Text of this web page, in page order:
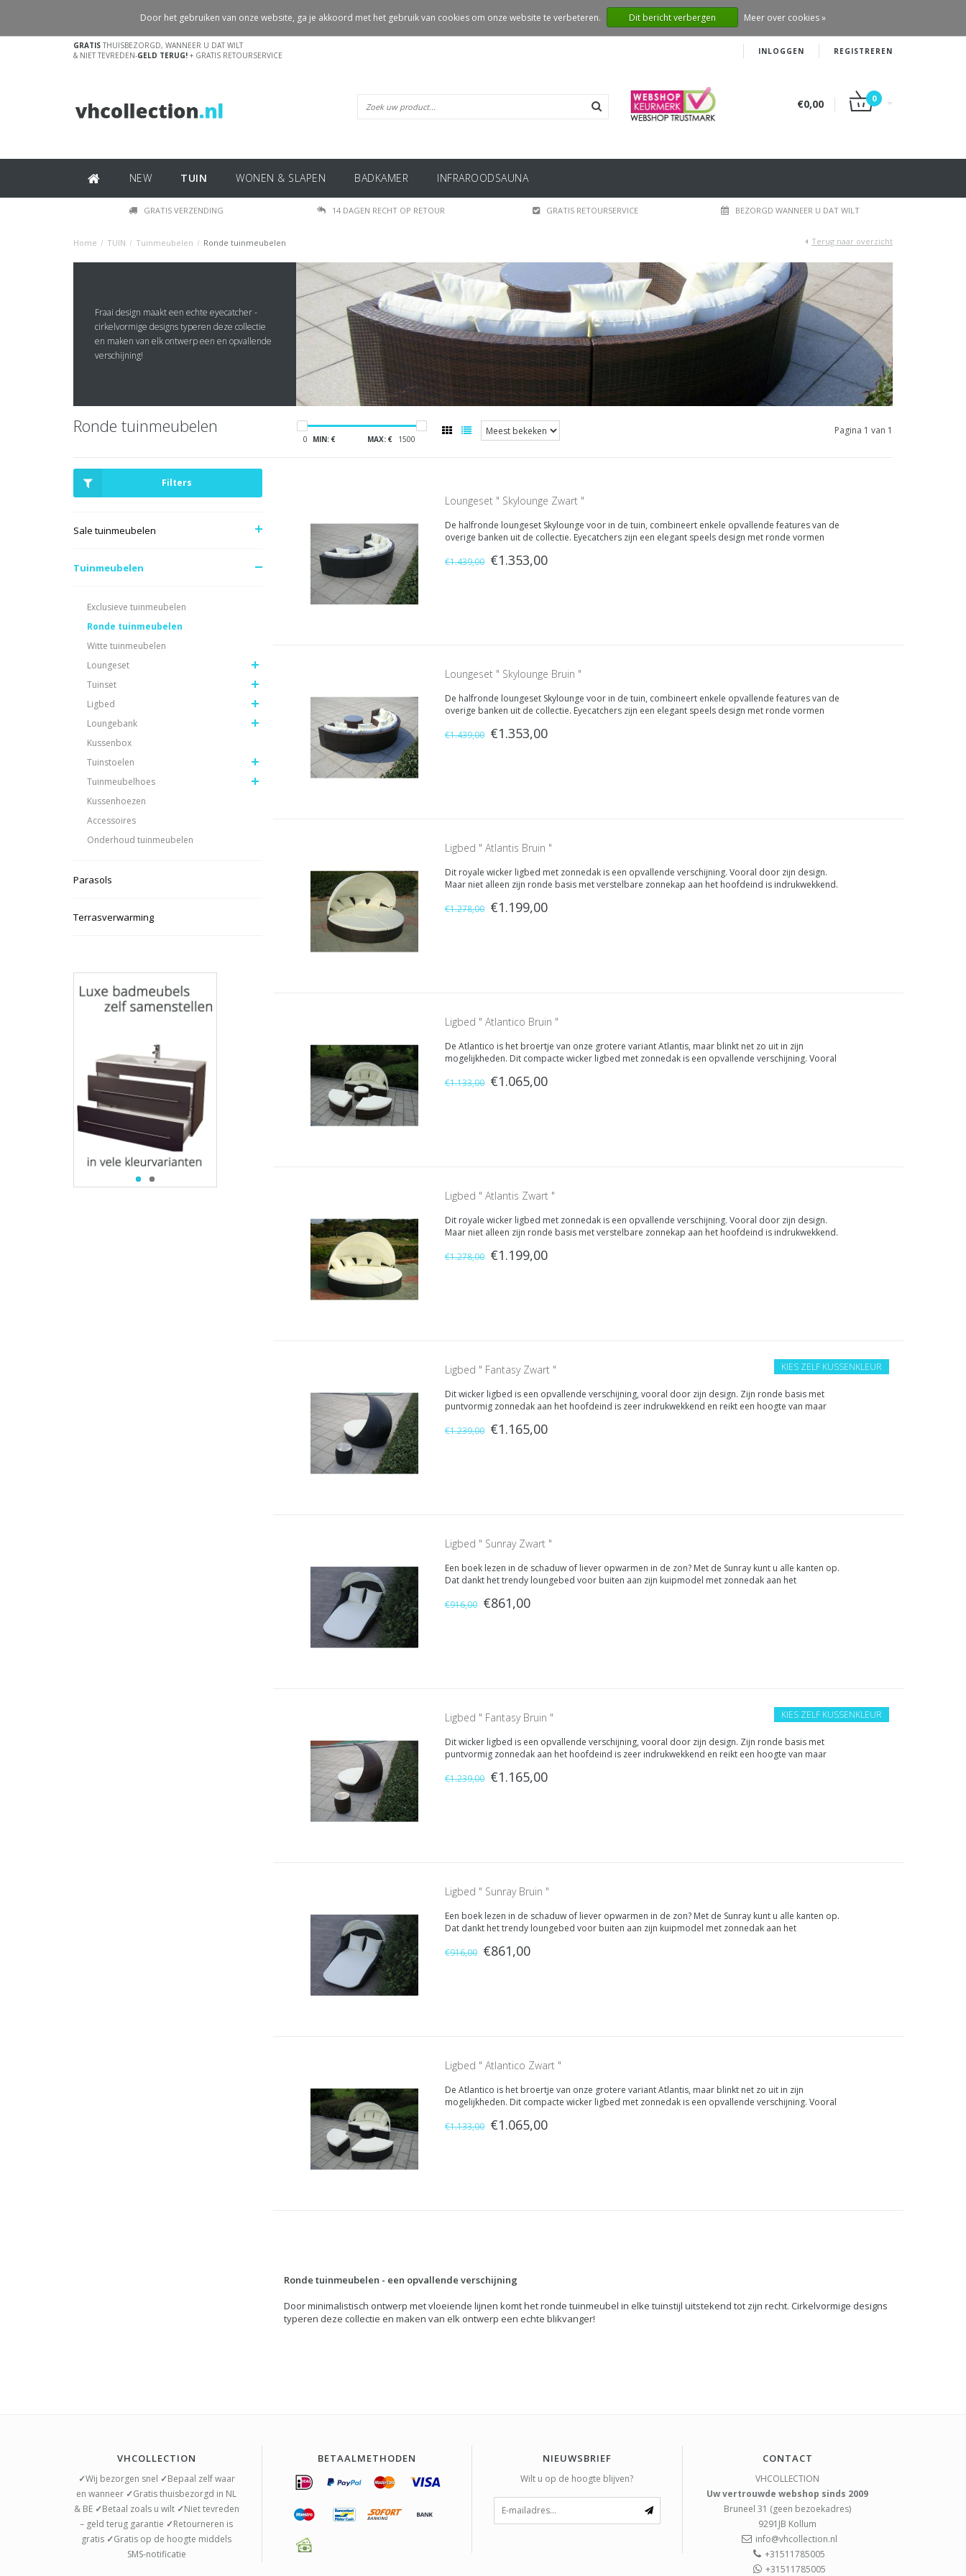
INLOGGEN REGISTREREN
GRATIS THUISBEZORGD, WANNEER U DAT WILT
& NIET TEVREDEN-GELD TERUG! + GRATIS RETOURSERVICE
€0,00 0
NEW TUIN WONEN & SLAPEN BADKAMER INFRAROODSAUNA
GRATIS VERZENDING 14 DAGEN RECHT OP RETOUR GRATIS RETOURSERVICE BEZORGD WANNEER U DAT WILT
Home / TUIN / Tuinmeubelen / Ronde tuinmeubelen Terug naar overzicht
Fraai design maakt een echte eyecatcher -
cirkelvormige designs typeren deze collectie
en maken van elk ontwerp een en opvallende
verschijning!
Ronde tuinmeubelen
0 MIN: € MAX: € 1500
Pagina 1 van 1
Filters
Sale tuinmeubelen
Tuinmeubelen
Exclusieve tuinmeubelen
Ronde tuinmeubelen
Witte tuinmeubelen
Loungeset
Tuinset
Ligbed
Loungebank
Kussenbox
Tuinstoelen
Tuinmeubelhoes
Kussenhoezen
Accessoires
Onderhoud tuinmeubelen
Parasols
Terrasverwarming
Loungeset " Skylounge Zwart "
De halfronde loungeset Skylounge voor in de tuin, combineert enkele opvallende features van de
overige banken uit de collectie. Eyecatchers zijn een elegant speels design met ronde vormen
€1.439,00 €1.353,00
Loungeset " Skylounge Bruin "
De halfronde loungeset Skylounge voor in de tuin, combineert enkele opvallende features van de
overige banken uit de collectie. Eyecatchers zijn een elegant speels design met ronde vormen
€1.439,00 €1.353,00
Ligbed " Atlantis Bruin "
Dit royale wicker ligbed met zonnedak is een opvallende verschijning. Vooral door zijn design.
Maar niet alleen zijn ronde basis met verstelbare zonnekap aan het hoofdeind is indrukwekkend.
€1.278,00 €1.199,00
Ligbed " Atlantico Bruin "
De Atlantico is het broertje van onze grotere variant Atlantis, maar blinkt net zo uit in zijn
mogelijkheden. Dit compacte wicker ligbed met zonnedak is een opvallende verschijning. Vooral
€1.133,00 €1.065,00
Ligbed " Atlantis Zwart "
Dit royale wicker ligbed met zonnedak is een opvallende verschijning. Vooral door zijn design.
Maar niet alleen zijn ronde basis met verstelbare zonnekap aan het hoofdeind is indrukwekkend.
€1.278,00 €1.199,00
KIES ZELF KUSSENKLEUR
Ligbed " Fantasy Zwart "
Dit wicker ligbed is een opvallende verschijning, vooral door zijn design. Zijn ronde basis met
puntvormig zonnedak aan het hoofdeind is zeer indrukwekkend en reikt een hoogte van maar
€1.239,00 €1.165,00
Ligbed " Sunray Zwart "
Een boek lezen in de schaduw of liever opwarmen in de zon? Met de Sunray kunt u alle kanten op.
Dat dankt het trendy loungebed voor buiten aan zijn kuipmodel met zonnedak aan het
€916,00 €861,00
KIES ZELF KUSSENKLEUR
Ligbed " Fantasy Bruin "
Dit wicker ligbed is een opvallende verschijning, vooral door zijn design. Zijn ronde basis met
puntvormig zonnedak aan het hoofdeind is zeer indrukwekkend en reikt een hoogte van maar
€1.239,00 €1.165,00
Ligbed " Sunray Bruin "
Een boek lezen in de schaduw of liever opwarmen in de zon? Met de Sunray kunt u alle kanten op.
Dat dankt het trendy loungebed voor buiten aan zijn kuipmodel met zonnedak aan het
€916,00 €861,00
Ligbed " Atlantico Zwart "
De Atlantico is het broertje van onze grotere variant Atlantis, maar blinkt net zo uit in zijn
mogelijkheden. Dit compacte wicker ligbed met zonnedak is een opvallende verschijning. Vooral
€1.133,00 €1.065,00
Ronde tuinmeubelen - een opvallende verschijning
Door minimalistisch ontwerp met vloeiende lijnen komt het ronde tuinmeubel in elke tuinstijl uitstekend tot zijn recht. Cirkelvormige designs
typeren deze collectie en maken van elk ontwerp een echte blikvanger!
VHCOLLECTION
✓Wij bezorgen snel ✓Bepaal zelf waar
en wanneer ✓Gratis thuisbezorgd in NL
& BE ✓Betaal zoals u wilt ✓Niet tevreden
– geld terug garantie ✓Retourneren is
gratis ✓Gratis op de hoogte middels
SMS-notificatie
BETAALMETHODEN NIEUWSBRIEF
Wilt u op de hoogte blijven?
CONTACT
VHCOLLECTION
Uw vertrouwde webshop sinds 2009
Bruneel 31 (geen bezoekadres)
9291JB Kollum
info@vhcollection.nl
+31511785005
+31511785005
Door het gebruiken van onze website, ga je akkoord met het gebruik van cookies om onze website te verbeteren. Dit bericht verbergen Meer over cookies »